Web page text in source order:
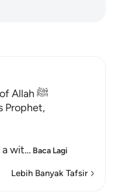
Qualities of the Messenger of Allah ﷺ
Prophet,
a wit… Baca Lagi
Lebih Banyak Tafsir